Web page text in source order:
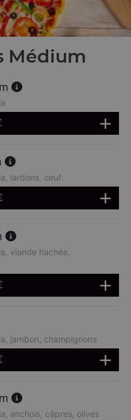
Médium
lardons, oeuf
viande hachée,
jambon, champignons
anchois, câpres, olives